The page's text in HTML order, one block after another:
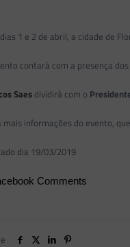
1 e 2 de abril, a cidade de
contará com a presença
Saes dividirá com o
mais informações do evento,
dia 19/03/2019
Comments